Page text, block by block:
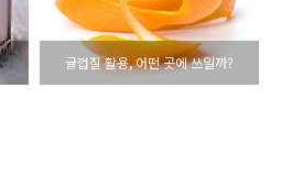
귤껍질 활용, 어떤 곳에 쓰일까?